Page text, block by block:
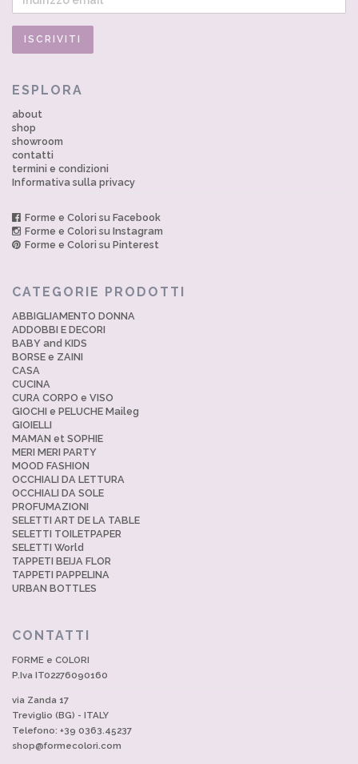
ESPLORA
about
shop
showroom
contatti
termini e condizioni
Informativa sulla privacy
Forme e Colori su Facebook
Forme e Colori su Instagram
Forme e Colori su Pinterest
CATEGORIE PRODOTTI
ABBIGLIAMENTO DONNA
ADDOBBI E DECORI
BABY and KIDS
BORSE e ZAINI
CASA
CUCINA
CURA CORPO e VISO
GIOCHI e PELUCHE Maileg
GIOIELLI
MAMAN et SOPHIE
MERI MERI PARTY
MOOD FASHION
OCCHIALI DA LETTURA
OCCHIALI DA SOLE
PROFUMAZIONI
SELETTI ART DE LA TABLE
SELETTI TOILETPAPER
SELETTI World
TAPPETI BEIJA FLOR
TAPPETI PAPPELINA
URBAN BOTTLES
CONTATTI
FORME e COLORI
P.Iva IT02276090160
via Zanda 17
Treviglio (BG) - ITALY
Telefono: +39 0363.45237
shop@formecolori.com